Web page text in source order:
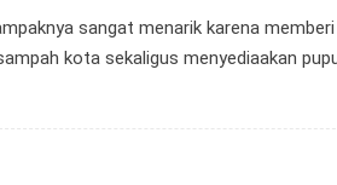
sangat menarik karena memberi
kota sekaligus menyediaakan